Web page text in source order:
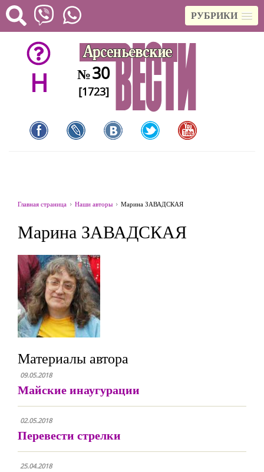
РУБРИКИ
H №30
[1723]
Главная страница Наши авторы Марина ЗАВАДСКАЯ
Марина ЗАВАДСКАЯ
Материалы автора
09.05.2018
Майские инаугурации
02.05.2018
Перевести стрелки
25.04.2018